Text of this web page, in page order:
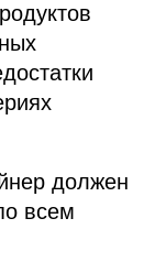
должен
всем